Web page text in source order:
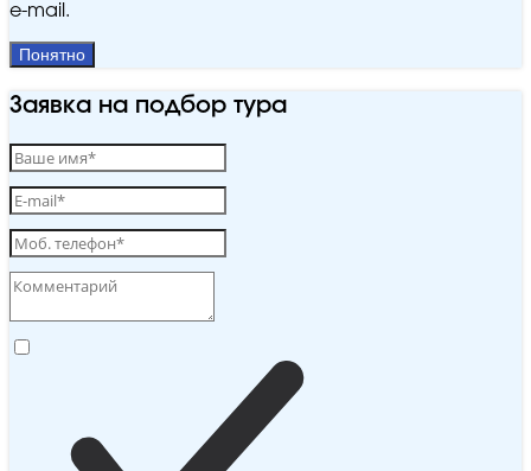
e‑mail.
Понятно
Заявка на подбор тура